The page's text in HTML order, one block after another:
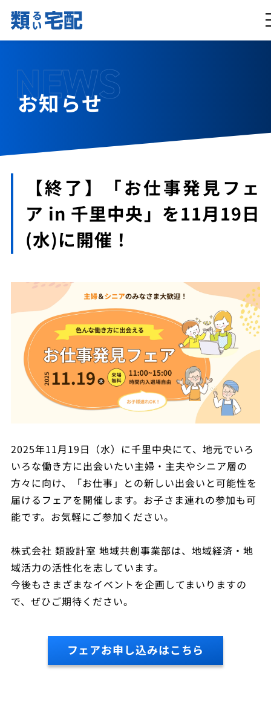
NEWS
お知らせ
【終了】「お仕事発見フェ
ア in 千里中央」を11月19日
(水)に開催！
2025年11月19日（水）に千里中央にて、地元でいろ
いろな働き方に出会いたい主婦・主夫やシニア層の
方々に向け、「お仕事」との新しい出会いと可能性を
届けるフェアを開催します。お子さま連れの参加も可
能です。お気軽にご参加ください。
株式会社 類設計室 地域共創事業部は、地域経済・地
域活力の活性化を志しています。
今後もさまざまなイベントを企画してまいりますの
で、ぜひご期待ください。
フェアお申し込みはこちら